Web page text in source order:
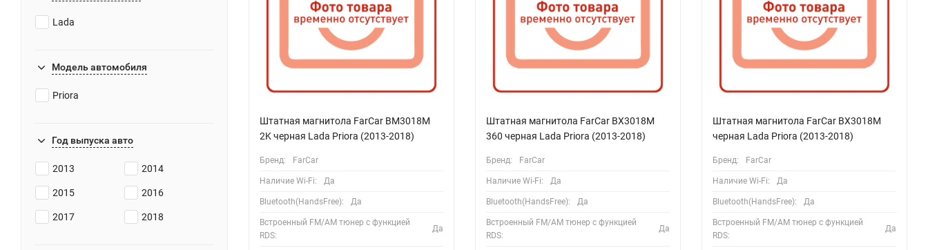
Lada
Модель автомобиля
Priora
Год выпуска авто
2013 2014
2015 2016
2017 2018
Штатная магнитола FarCar BM3018M
2K черная Lada Priora (2013-2018)
Бренд: FarCar
Наличие Wi-Fi: Да
Bluetooth(HandsFree): Да
Встроенный FM/AM тюнер с функцией
RDS:
Да
Штатная магнитола FarCar BX3018M
360 черная Lada Priora (2013-2018)
Бренд: FarCar
Наличие Wi-Fi: Да
Bluetooth(HandsFree): Да
Встроенный FM/AM тюнер с функцией
RDS:
Да
Штатная магнитола FarCar BX3018M
черная Lada Priora (2013-2018)
Бренд: FarCar
Наличие Wi-Fi: Да
Bluetooth(HandsFree): Да
Встроенный FM/AM тюнер с функцией
RDS:
Да